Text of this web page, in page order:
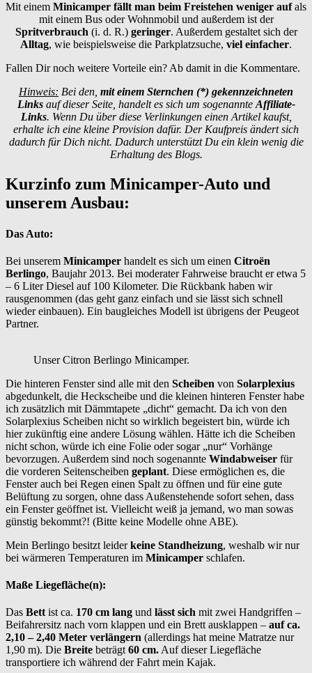
Mit einem Minicamper fällt man beim Freistehen weniger aufals
mit einem Bus oder Wohnmobil und außerdem ist der
Spritverbrauch(i. d. R.) geringer. Außerdem gestaltet sich der
Alltag, wie beispielsweise die Parkplatzsuche, viel einfacher.
Fallen Dir noch weitere Vorteile ein? Ab damit in die Kommentare.
Hinweis: Bei den, mit einem Sternchen (*) gekennzeichneten
Linksauf dieser Seite, handelt es sich um sogenannteAffiliate-
Links. Wenn Du über diese Verlinkungen einen Artikel kaufst,
erhalte ich eine kleine Provision dafür. Der Kaufpreis ändert sich
dadurch für Dich nicht. Dadurch unterstützt Du ein klein wenig die
Erhaltung des Blogs.
Kurzinfo zum Minicamper-Auto und
unserem Ausbau:
Das Auto:
Bei unserem Minicamper handelt es sich um einen Citroën
Berlingo, Baujahr 2013. Bei moderater Fahrweise braucht er etwa 5
– 6 Liter Diesel auf 100 Kilometer. Die Rückbank haben wir
rausgenommen (das geht ganz einfach und sie lässt sich schnell
wieder einbauen). Ein baugleiches Modell ist übrigens der Peugeot
Partner.
Unser Citron Berlingo Minicamper.
Die hinteren Fenster sind alle mit den Scheiben von Solarplexius
abgedunkelt, die Heckscheibe und die kleinen hinteren Fenster habe
ich zusätzlich mit Dämmtapete „dicht“ gemacht. Da ich von den
Solarplexius Scheiben nicht so wirklich begeistert bin, würde ich
hier zukünftig eine andere Lösung wählen. Hätte ich die Scheiben
nicht schon, würde ich eine Folie oder sogar „nur“ Vorhänge
bevorzugen. Außerdem sind noch sogenannte Windabweiser für
die vorderen Seitenscheiben geplant. Diese ermöglichen es, die
Fenster auch bei Regen einen Spalt zu öffnen und für eine gute
Belüftung zu sorgen, ohne dass Außenstehende sofort sehen, dass
ein Fenster geöffnet ist. Vielleicht weiß ja jemand, wo man sowas
günstig bekommt?! (Bitte keine Modelle ohne ABE).
Mein Berlingo besitzt leiderkeine Standheizung, weshalb wir nur
bei wärmeren Temperaturen im Minicamper schlafen.
Maße Liegefläche(n):
Das Bettist ca. 170 cm lang und lässt sich mit zwei Handgriffen –
Beifahrersitz nach vorn klappen und ein Brett ausklappen – auf ca.
2,10 – 2,40 Meter verlängern (allerdings hat meine Matratze nur
1,90 m). Die Breite beträgt60 cm.Auf dieser Liegefläche
transportiere ich während der Fahrt mein Kajak.